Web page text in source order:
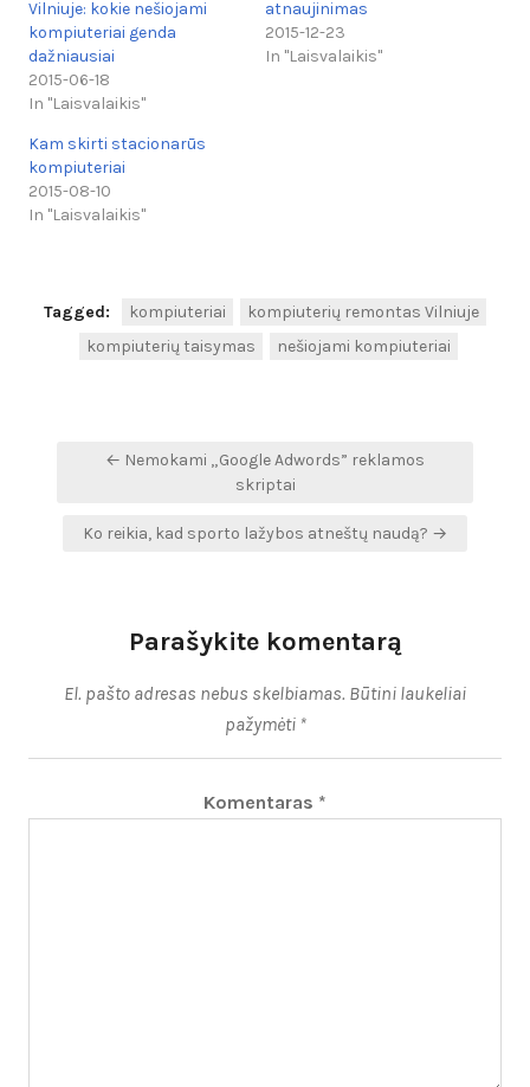
Vilniuje: kokie nešiojami
kompiuteriai genda
dažniausiai
2015-06-18
In "Laisvalaikis"
atnaujinimas
2015-12-23
In "Laisvalaikis"
Kam skirti stacionarūs
kompiuteriai
2015-08-10
In "Laisvalaikis"
Tagged: kompiuteriai
kompiuterių remontas Vilniuje
kompiuterių taisymas
nešiojami kompiuteriai
Navigacija
← Nemokami „Google Adwords” reklamos
skriptai
Ko reikia, kad sporto lažybos atneštų naudą? →
Parašykite komentarą
El. pašto adresas nebus skelbiamas. Būtini laukeliai
pažymėti *
Komentaras *